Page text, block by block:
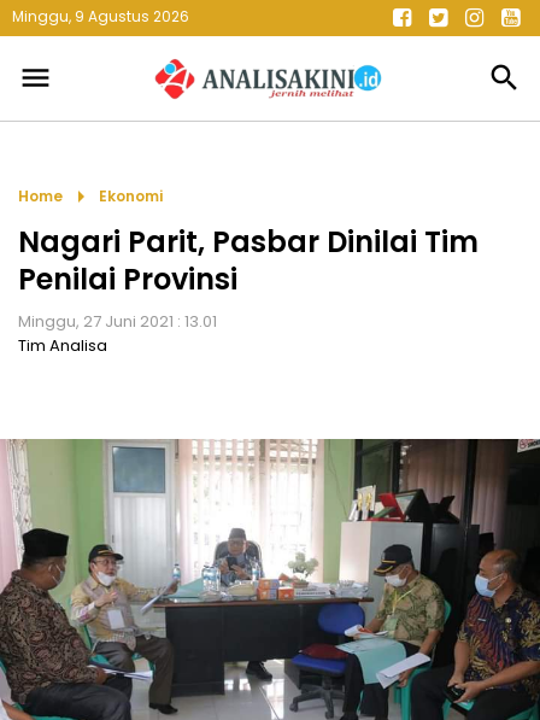
Minggu, 9 Agustus 2026
menu search
Home arrow_right Ekonomi
Nagari Parit, Pasbar Dinilai Tim
Penilai Provinsi
Minggu, 27 Juni 2021 : 13.01
Tim Analisa